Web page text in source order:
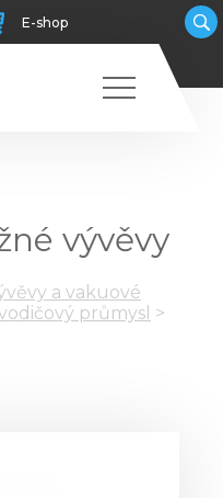
E-shop
vývěvy
a vakuové
průmysl >